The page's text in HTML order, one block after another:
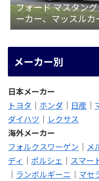
フォード マスタン
ーカー、マッスル
ット
メーカー別
日本メーカー
トヨタ ｜ ホンダ ｜ 日産 ｜
ダイハツ ｜ レクサス
海外メーカー
フォルクスワーゲン ｜ メ
ディ ｜ ポルシェ ｜ スマー
｜ ランボルギーニ ｜ マセ